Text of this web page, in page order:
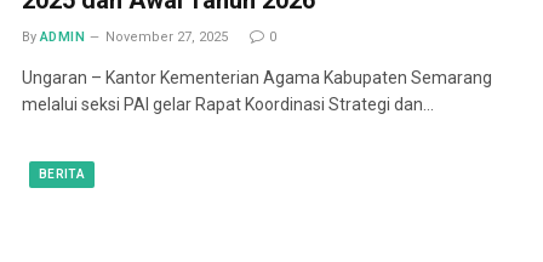
By ADMIN November 27, 2025 0
Ungaran – Kantor Kementerian Agama Kabupaten Semarang
melalui seksi PAI gelar Rapat Koordinasi Strategi dan…
BERITA